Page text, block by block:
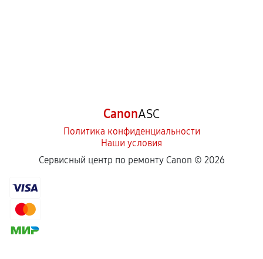
CanonASC
Политика конфиденциальности
Наши условия
Сервисный центр по ремонту Canon © 2026